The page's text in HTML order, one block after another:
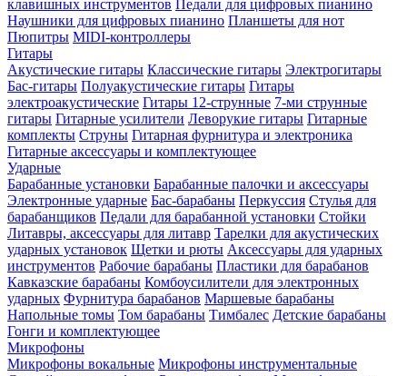
клавишных инструментов Педали для цифровых пианино
Наушники для цифровых пианино Планшеты для нот
Пюпитры MIDI-контроллеры
Гитары
Акустические гитары Классические гитары Электрогитары
Бас-гитары Полуакустические гитары Гитары
электроакустические Гитары 12-струнные 7-ми струнные
гитары Гитарные усилители Леворукие гитары Гитарные
комплекты Струны Гитарная фурнитура и электроника
Гитарные аксессуары и комплектующее
Ударные
Барабанные установки Барабанные палочки и аксессуары
Электронные ударные Бас-барабаны Перкуссия Стулья для
барабанщиков Педали для барабанной установки Стойки
Литавры, аксессуары для литавр Тарелки для акустических
ударных установок Щетки и рюты Аксессуары для ударных
инструментов Рабочие барабаны Пластики для барабанов
Кавказские барабаны Комбоусилители для электронных
ударных Фурнитура барабанов Маршевые барабаны
Напольные томы Том барабаны Тимбалес Детские барабаны
Гонги и комплектующее
Микрофоны
Микрофоны вокальные Микрофоны инструментальные